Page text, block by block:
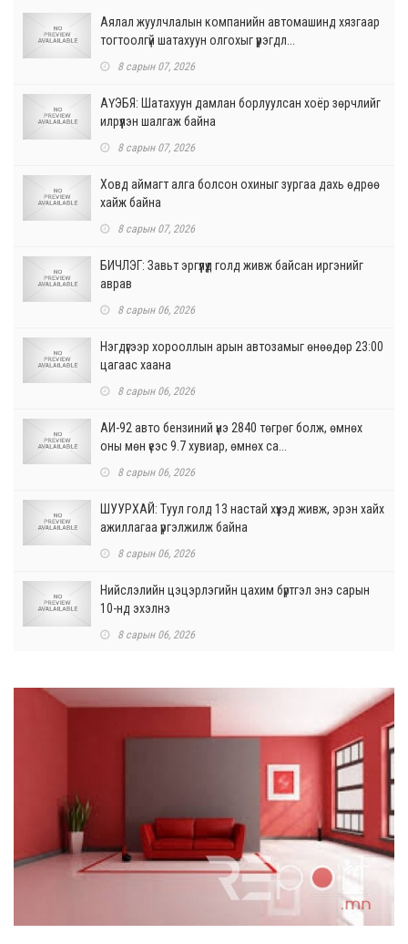
Аялал жуулчлалын компанийн автомашинд хязгаар
тогтоолгүй шатахуун олгохыг үүрэгдл...
8 сарын 07, 2026
АҮЭБЯ: Шатахуун дамлан борлуулсан хоёр зөрчлийг
илрүүлэн шалгаж байна
8 сарын 07, 2026
Ховд аймагт алга болсон охиныг зургаа дахь өдрөө
хайж байна
8 сарын 07, 2026
БИЧЛЭГ: Завьт эргүүлүүд голд живж байсан иргэнийг
аврав
8 сарын 06, 2026
Нэгдүгээр хорооллын арын автозамыг өнөөдөр 23:00
цагаас хаана
8 сарын 06, 2026
АИ-92 авто бензиний үнэ 2840 төгрөг болж, өмнөх
оны мөн үеэс 9.7 хувиар, өмнөх са...
8 сарын 06, 2026
ШУУРХАЙ: Туул голд 13 настай хүүхэд живж, эрэн хайх
ажиллагаа үргэлжилж байна
8 сарын 06, 2026
Нийслэлийн цэцэрлэгийн цахим бүртгэл энэ сарын
10-нд эхэлнэ
8 сарын 06, 2026
барилгын ажлын нийт гүйцэтгэл 74.5 хув...
Нэгдүгээр ангид элсэгчдийн бүртгэлийг энэ сарын 17-
ноос E-Mongolia системээр зохи...
Өчигдөр согтуугаар тээврийн хэрэгсэл жолоодсон
95 хэрэг бүртгэгджээ
8 сарын 06, 2026
Хүүхдийн мөнгө, халамж, тэтгэмжийг энэ сарын 20-нд